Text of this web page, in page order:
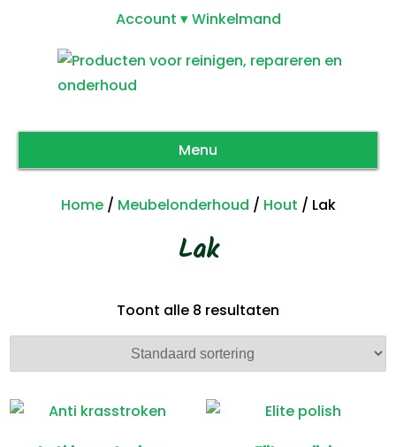
Account Winkelmand
Menu
Home/ Meubelonderhoud / Hout / Lak
Lak
Toont alle 8 resultaten